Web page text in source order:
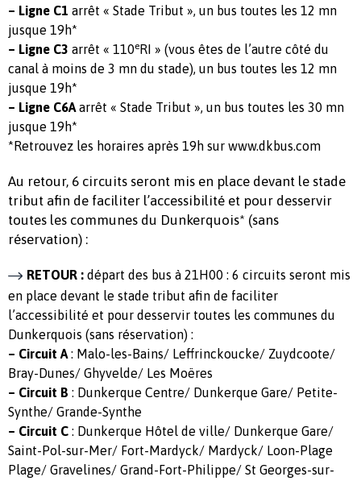
– Ligne C1 arrêt « Stade Tribut », un bus toutes les 12 mn
jusque 19h*
– Ligne C3 arrêt « 110eRI » (vous êtes de l’autre côté du
canal à moins de 3 mn du stade), un bus toutes les 12 mn
jusque 19h*
– Ligne C6Aarrêt « Stade Tribut », un bus toutes les 30 mn
jusque 19h*
*Retrouvez les horaires après 19h sur www.dkbus.com
Au retour, 6 circuits seront mis en place devant le stade
tribut afin de faciliter l’accessibilité et pour desservir
toutes les communes du Dunkerquois* (sans
réservation) :
RETOUR : départ des bus à 21H00 : 6 circuits seront mis
en place devant le stade tribut afin de faciliter
l’accessibilité et pour desservir toutes les communes du
Dunkerquois (sans réservation) :
– Circuit A: Malo-les-Bains/ Leffrinckoucke/ Zuydcoote/
Bray-Dunes/ Ghyvelde/ Les Moëres
– Circuit B : Dunkerque Centre/ Dunkerque Gare/ Petite-
Synthe/ Grande-Synthe
– Circuit C : Dunkerque Hôtel de ville/ Dunkerque Gare/
Saint-Pol-sur-Mer/ Fort-Mardyck/ Mardyck/ Loon-Plage
Plage/ Gravelines/ Grand-Fort-Philippe/ St Georges-sur-